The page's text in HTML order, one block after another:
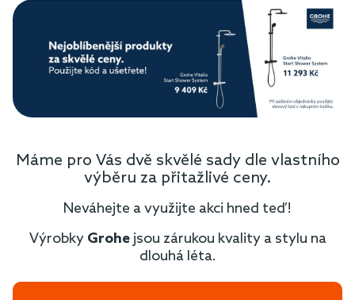
Máme pro Vás dvě skvělé sady dle vlastního
výběru za přitažlivé ceny.
Neváhejte a využijte akci hned teď!
Výrobky Grohejsou zárukou kvality a stylu na
dlouhá léta.